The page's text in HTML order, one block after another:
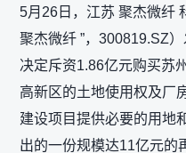
5月26日，江苏 聚杰微纤
聚杰微纤 ”，300819.SZ
决定斥资1.86亿元购买苏
高新区的土地使用权及厂
建设项目提供必要的用地
出的一份规模达11亿元的